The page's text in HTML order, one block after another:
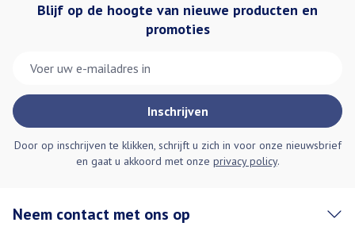
Blijf op de hoogte van nieuwe producten en
promoties
Inschrijven
Door op inschrijven te klikken, schrijft u zich in voor onze nieuwsbrief
en gaat u akkoord met onze privacy policy.
Neem contact met ons op